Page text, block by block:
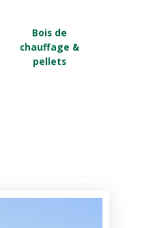
Bois de
chauffage &
pellets